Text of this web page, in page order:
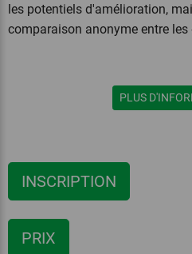
les potentiels d'amélioration,
comparaison anonyme entre les
PLUS
INSCRIPTION
PRIX